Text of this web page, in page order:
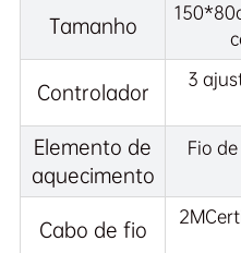
Tamanho
Controlador
3
Elemento de
aquecimento
Fio
Cabo de fio